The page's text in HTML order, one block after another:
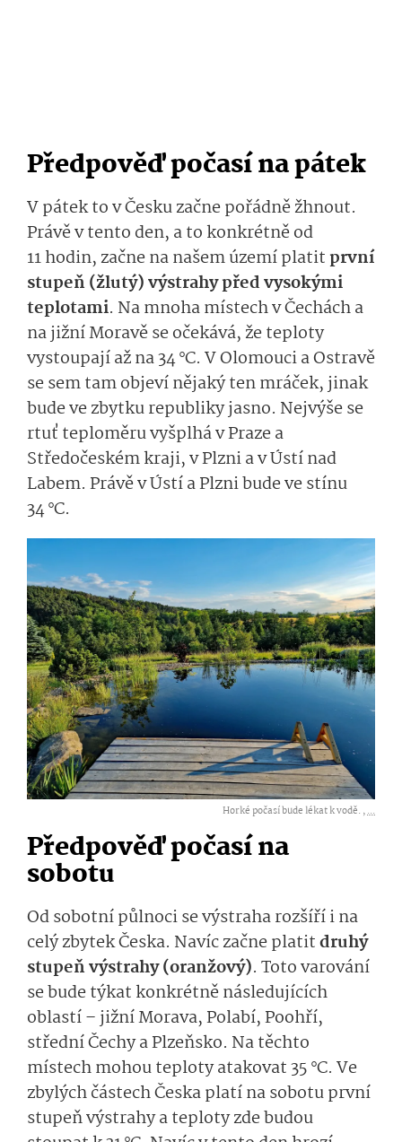
Předpověď počasí na pátek
V pátek to v Česku začne pořádně žhnout.
Právě v tento den, a to konkrétně od
11 hodin, začne na našem území platitprvní
stupeň (žlutý) výstrahy před vysokými
teplotami. Na mnoha místech v Čechách a
na jižní Moravě se očekává, že teploty
vystoupají až na 34 °C. V Olomouci a Ostravě
se sem tam objeví nějaký ten mráček, jinak
bude ve zbytku republiky jasno. Nejvýše se
rtuť teploměru vyšplhá v Praze a
Středočeském kraji, v Plzni a v Ústí nad
Labem. Právě v Ústí a Plzni bude ve stínu
34 °C.
Horké počasí bude lékat k vodě. ,...
Předpověď počasí na
sobotu
Od sobotní půlnoci se výstraha rozšíří i na
celý zbytek Česka. Navíc začne platitdruhý
stupeň výstrahy (oranžový). Toto varování
se bude týkat konkrétně následujících
oblastí – jižní Morava, Polabí, Poohří,
střední Čechy a Plzeňsko. Na těchto
místech mohou teploty atakovat 35 °C. Ve
zbylých částech Česka platí na sobotu první
stupeň výstrahy a teploty zde budou